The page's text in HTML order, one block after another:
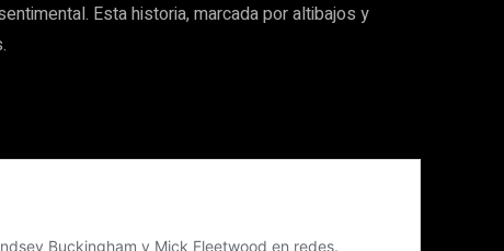
Esta historia, marcada por altibajos y